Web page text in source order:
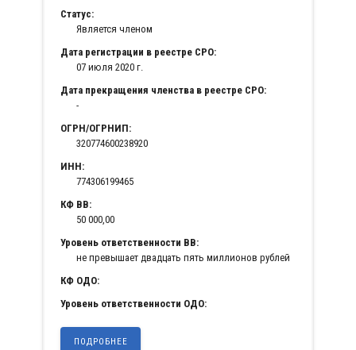
Статус:
Является членом
Дата регистрации в реестре СРО:
07 июля 2020 г.
Дата прекращения членства в реестре СРО:
-
ОГРН/ОГРНИП:
320774600238920
ИНН:
774306199465
КФ ВВ:
50 000,00
Уровень ответственности ВВ:
не превышает двадцать пять миллионов рублей
КФ ОДО:
Уровень ответственности ОДО:
ПОДРОБНЕЕ